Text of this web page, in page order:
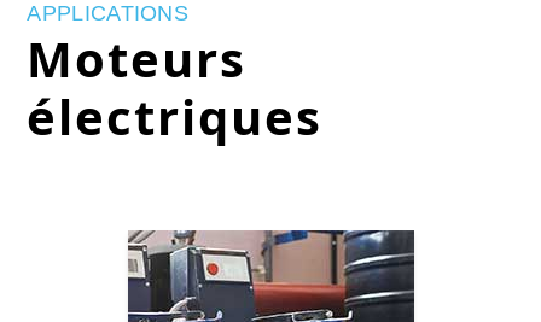
APPLICATIONS
Moteurs
électriques